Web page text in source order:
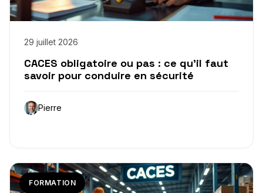
29 juillet 2026
CACES obligatoire ou pas : ce qu’il faut
savoir pour conduire en sécurité
Pierre
FORMATION